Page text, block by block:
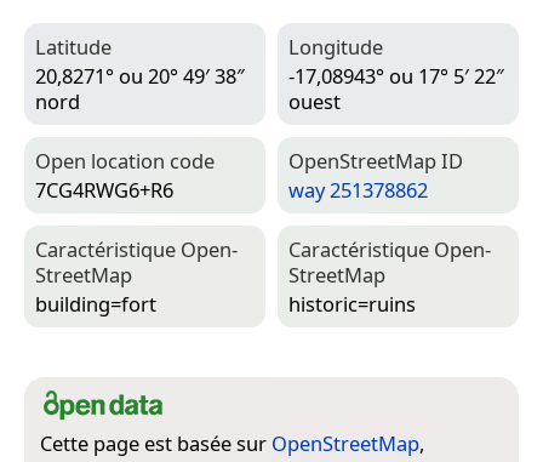
Latitude
20,8271° ou 20° 49′ 38″
nord
Longitude
-17,08943° ou 17° 5′ 22″
ouest
Open location code
7CG4RWG6+R6
Open­Street­Map ID
way 251378862
Caractéristique Open­
Street­Map
building=­fort
Caractéristique Open­
Street­Map
historic=­ruins
Cette page est basée sur OpenStreetMap,